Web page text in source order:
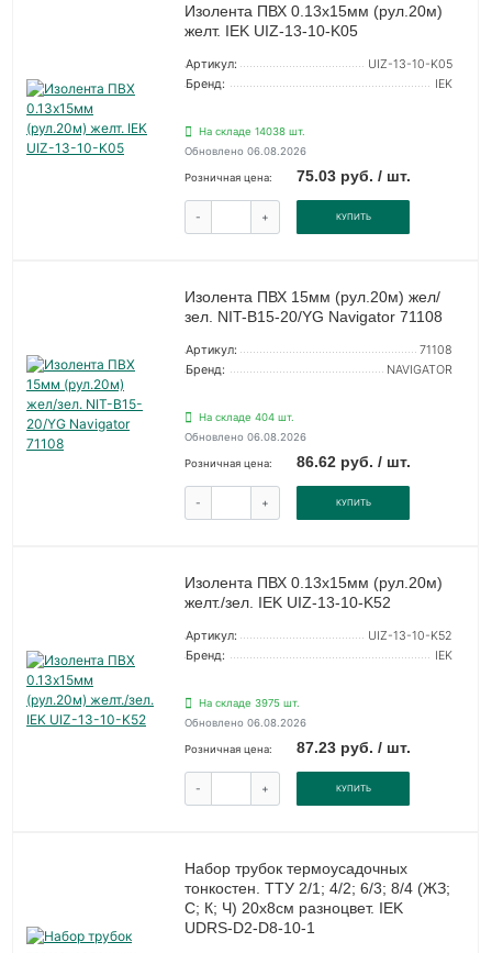
Изолента ПВХ 0.13х15мм (рул.20м)
желт. IEK UIZ-13-10-K05
Артикул:
UIZ-13-10-K05
Бренд:
IEK
На складе 14038 шт.
Обновлено 06.08.2026
Розничная цена: 75.03 руб. / шт.
- + КУПИТЬ
Изолента ПВХ 15мм (рул.20м) жел/
зел. NIT-B15-20/YG Navigator 71108
Артикул:
71108
Бренд:
NAVIGATOR
На складе 404 шт.
Обновлено 06.08.2026
Розничная цена: 86.62 руб. / шт.
- + КУПИТЬ
Изолента ПВХ 0.13х15мм (рул.20м)
желт./зел. IEK UIZ-13-10-K52
Артикул:
UIZ-13-10-K52
Бренд:
IEK
На складе 3975 шт.
Обновлено 06.08.2026
Розничная цена: 87.23 руб. / шт.
- + КУПИТЬ
Набор трубок термоусадочных
тонкостен. ТТУ 2/1; 4/2; 6/3; 8/4 (ЖЗ;
С; К; Ч) 20х8см разноцвет. IEK
UDRS-D2-D8-10-1